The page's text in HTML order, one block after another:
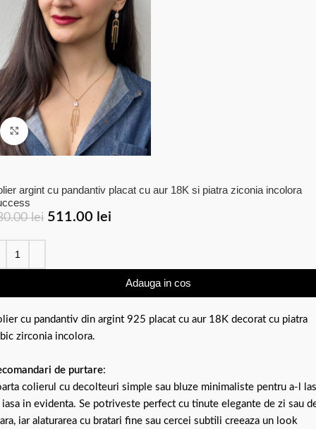
Click to enlarge
argint cu pandantiv placat cu aur 18K si piatra ziconia incolora
lei 511.00 lei
Adauga in cos
cu pandantiv din argint 925 placat cu aur 18K decorat cu piatra
zirconia incolora.
de purtare:
colierul cu decolteuri simple sau bluze minimaliste pentru a-l
iasa in evidenta. Se potriveste perfect cu tinute elegante de zi sau
iar alaturarea cu bratari fine sau cercei subtili creeaza un look